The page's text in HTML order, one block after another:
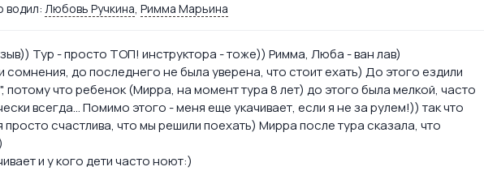
водил: Любовь Ручкина, Римма Марьина
Тур - просто ТОП! инструктора - тоже)) Римма, Люба - ван лав)
сомнения, до последнего не была уверена, что стоит ехать) До этого ездили
потому что ребенок (Мирра, на момент тура 8 лет) до этого была мелкой, часто
всегда... Помимо этого - меня еще укачивает, если я не за рулем!)) так что
счастлива, что мы решили поехать) Мирра после тура сказала, что
и у кого дети часто ноют:)